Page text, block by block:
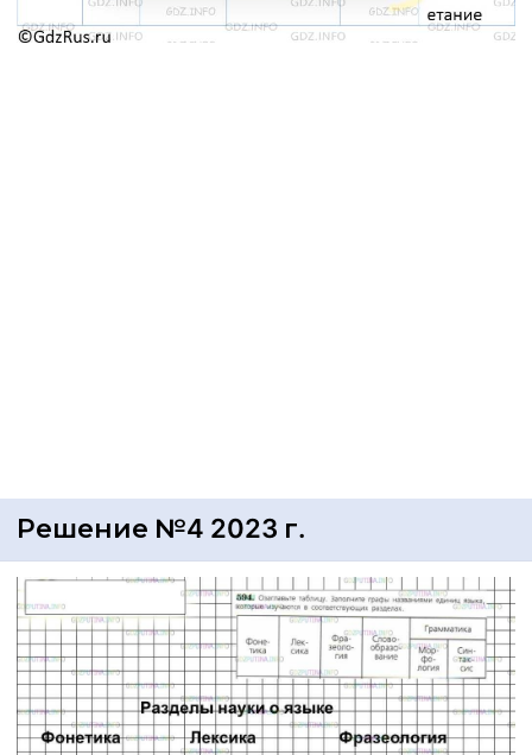
Решение №4 2023 г.